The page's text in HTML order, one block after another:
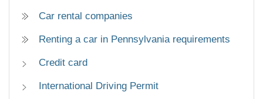
Car rental companies
Renting a car in Pennsylvania requirements
Credit card
International Driving Permit